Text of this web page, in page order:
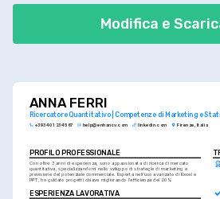
Modifica e
ANNA FERRI
Ricercatore Quantitativo | Competenze di Marketing e
+393 401 234 567 help@enhancv.com linkedin.com Firenze, Italia
PROFILO PROFESSIONALE
Con oltre 3 anni di esperienza, sono appassionata di ricerca di mercato
quantitativa, specializzandomi nello sviluppo di strategie di marketing e
previsione del potenziale commerciale. Esperta nell'uso avanzato di Excel e
PPT, ho guidato progetti chiave migliorando l'efficienza del 20%.
ESPERIENZA LAVORATIVA